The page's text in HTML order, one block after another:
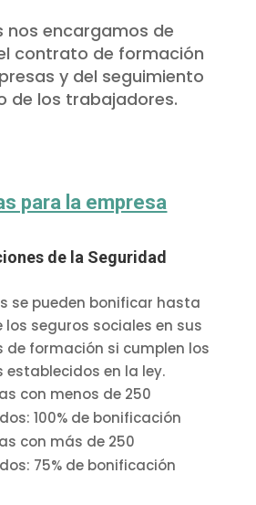
nos encargamos de
contrato de formación
y del seguimiento
de los trabajadores.
para la empresa
de la Seguridad
se pueden bonificar hasta
los seguros sociales en sus
de formación si cumplen los
establecidos en la ley.
con menos de 250
100% de bonificación
con más de 250
75% de bonificación